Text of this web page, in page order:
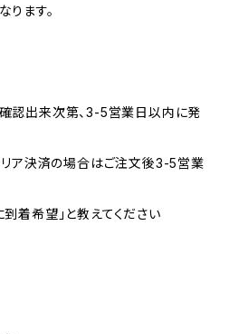
ます。
認出来次第、3-5営業日以内に発
リア決済の場合はご注文後3-5営業
着希望」と教えてください